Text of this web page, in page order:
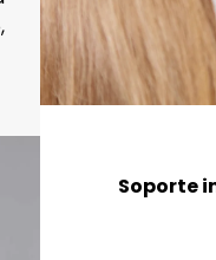
Soporte